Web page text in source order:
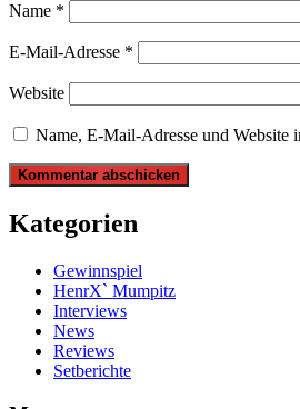
Name *
E-Mail-Adresse *
Website
Name, E-Mail-Adresse und Website
Kategorien
Gewinnspiel
HenrX` Mumpitz
Interviews
News
Reviews
Setberichte